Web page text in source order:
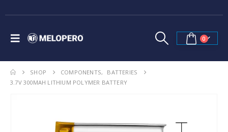
0
SHOP COMPONENTS,
BATTERIES
3.7V 300MAH LITHIUM POLYMER BATTERY